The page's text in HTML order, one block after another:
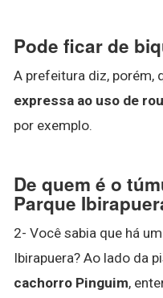
Pode ficar de
A prefeitura diz, porém,
expressa ao uso de
por exemplo.
De quem é o
Parque
2- Você sabia que há
Ibirapuera? Ao lado da
cachorro Pinguim,